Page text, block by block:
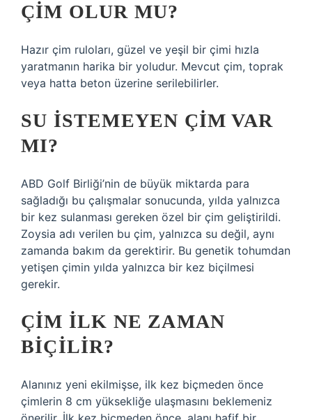
ÇIM OLUR MU?
Hazır çim ruloları, güzel ve yeşil bir çimi hızla
yaratmanın harika bir yoludur. Mevcut çim, toprak
veya hatta beton üzerine serilebilirler.
SU ISTEMEYEN ÇIM VAR
MI?
ABD Golf Birliği’nin de büyük miktarda para
sağladığı bu çalışmalar sonucunda, yılda yalnızca
bir kez sulanması gereken özel bir çim geliştirildi.
Zoysia adı verilen bu çim, yalnızca su değil, aynı
zamanda bakım da gerektirir. Bu genetik tohumdan
yetişen çimin yılda yalnızca bir kez biçilmesi
gerekir.
ÇIM ILK NE ZAMAN
BIÇILIR?
Alanınız yeni ekilmişse, ilk kez biçmeden önce
çimlerin 8 cm yüksekliğe ulaşmasını beklemeniz